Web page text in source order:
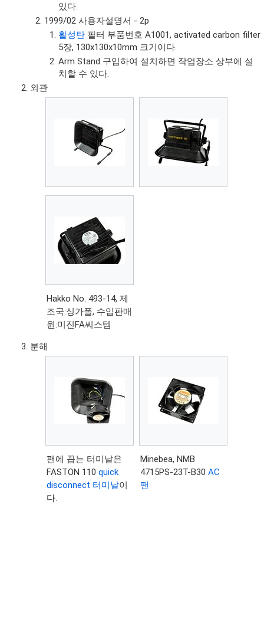
있다.
1999/02 사용자설명서 - 2p
활성탄 필터 부품번호 A1001, activated carbon filter
5장, 130x130x10mm 크기이다.
Arm Stand 구입하여 설치하면 작업장소 상부에 설
치할 수 있다.
외관
Hakko No. 493-14, 제
조국:싱가폴, 수입판매
원:미진FA씨스템
분해
팬에 꼽는 터미날은
FASTON 110quick
disconnect 터미날이
다.
Minebea, NMB
4715PS-23T-B30AC
팬